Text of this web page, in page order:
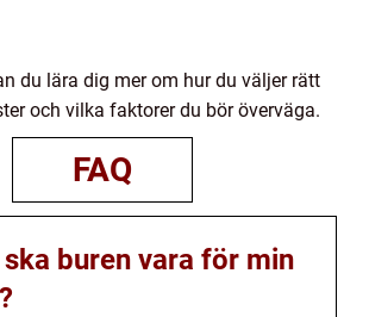
du lära dig mer om hur du väljer rätt
och vilka faktorer du bör överväga.
FAQ
buren vara för min